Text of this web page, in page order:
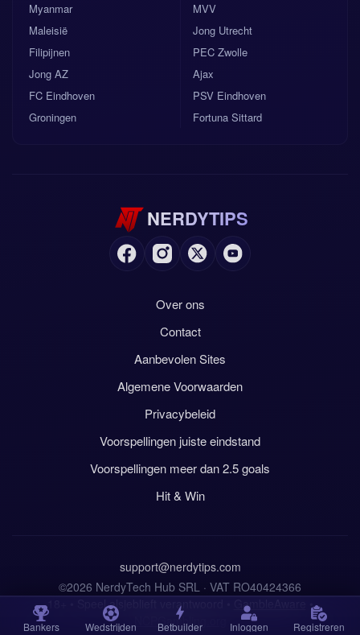
Bankers Wedstrijden Betbuilder Inloggen Registreren
Myanmar
Maleisië
Filipijnen
Jong AZ
FC Eindhoven
Groningen
MVV
Jong Utrecht
PEC Zwolle
Ajax
PSV Eindhoven
Fortuna Sittard
NERDYTIPS
Over ons
Contact
Aanbevolen Sites
Algemene Voorwaarden
Privacybeleid
Voorspellingen juiste eindstand
Voorspellingen meer dan 2.5 goals
Hit & Win
18+ • Speel alsjeblieft verantwoord • GambleAware
•
NCPGambling.org
support@nerdytips.com
©2026 NerdyTech Hub SRL · VAT RO40424366